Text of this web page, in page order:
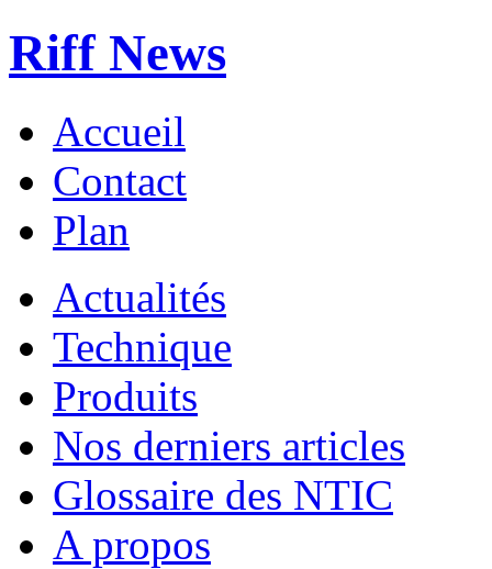
Riff News
Accueil
Contact
Plan
Actualités
Technique
Produits
Nos derniers articles
Glossaire des NTIC
A propos